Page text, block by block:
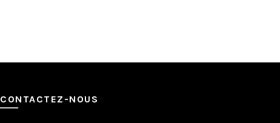
CONTACTEZ-NOUS